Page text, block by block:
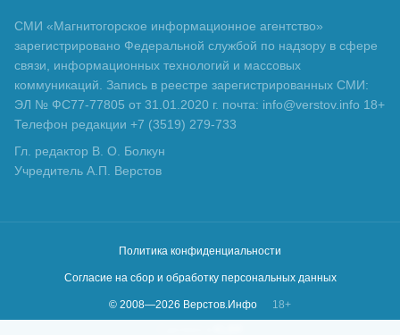
СМИ «Магнитогорское информационное агентство»
зарегистрировано Федеральной службой по надзору в сфере
связи, информационных технологий и массовых
коммуникаций. Запись в реестре зарегистрированных СМИ:
ЭЛ № ФС77-77805 от 31.01.2020 г. почта: info@verstov.info 18+
Телефон редакции +7 (3519) 279-733
Гл. редактор В. О. Болкун
Учредитель А.П. Верстов
Политика конфиденциальности
Согласие на сбор и обработку персональных данных
© 2008—2026 Верстов.Инфо
18+